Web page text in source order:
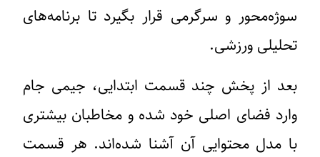
سوژه‌محور و سرگرمی قرار بگیرد تا برنامه‌های
تحلیلی ورزشی.
بعد از پخش چند قسمت ابتدایی، جیمی جام
وارد فضای اصلی خود شده و مخاطبان بیشتری
با مدل محتوایی آن آشنا شده‌اند. هر قسمت